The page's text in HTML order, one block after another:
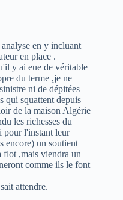
en y incluant
en place .
y ai eue de véritable
du terme ,je ne
ni de dépitées
qui squattent depuis
de la maison Algérie
les richesses du
pour l'instant leur
encore) un soutient
flot ,mais viendra un
comme ils le font
attendre.